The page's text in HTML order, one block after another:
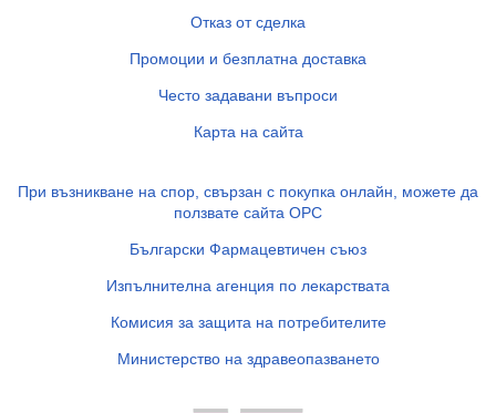
Отказ от сделка
Промоции и безплатна доставка
Често задавани въпроси
Карта на сайта
При възникване на спор, свързан с покупка онлайн, можете да
ползвате сайта ОРС
Български Фармацевтичен съюз
Изпълнителна агенция по лекарствата
Комисия за защита на потребителите
Министерство на здравеопазването